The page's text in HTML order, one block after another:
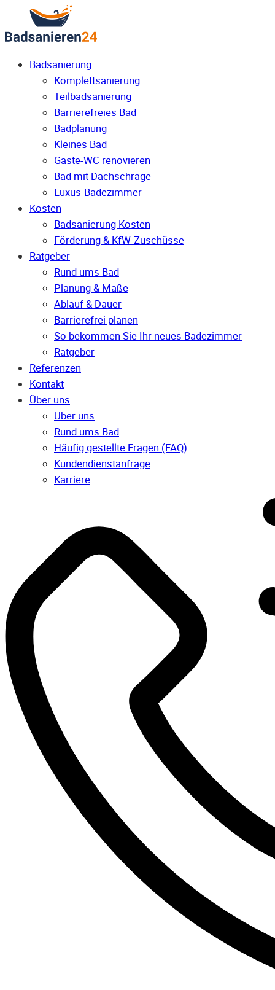
Badsanierung
Komplettsanierung
Teilbadsanierung
Barrierefreies Bad
Badplanung
Kleines Bad
Gäste-WC renovieren
Bad mit Dachschräge
Luxus-Badezimmer
Kosten
Badsanierung Kosten
Förderung & KfW-Zuschüsse
Ratgeber
Rund ums Bad
Planung & Maße
Ablauf & Dauer
Barrierefrei planen
So bekommen Sie Ihr neues Badezimmer
Ratgeber
Referenzen
Kontakt
Über uns
Über uns
Rund ums Bad
Häufig gestellte Fragen (FAQ)
Kunden­dienst­anfrage
Karriere